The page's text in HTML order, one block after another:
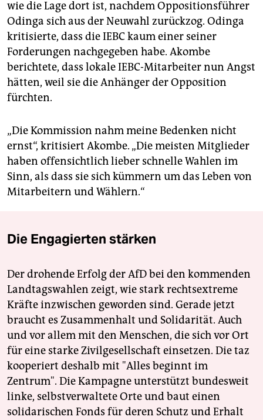
wie die Lage dort ist, nachdem Oppositionsführer
Odinga sich aus der Neuwahl zurückzog. Odinga
kritisierte, dass die IEBC kaum einer seiner
Forderungen nachgegeben habe. Akombe
berichtete, dass lokale IEBC-Mitarbeiter nun Angst
hätten, weil sie die Anhänger der Opposition
fürchten.
„Die Kommission nahm meine Bedenken nicht
ernst“, kritisiert Akombe. „Die meisten Mitglieder
haben offensichtlich lieber schnelle Wahlen im
Sinn, als dass sie sich kümmern um das Leben von
Mitarbeitern und Wählern.“
Die Engagierten stärken
Der drohende Erfolg der AfD bei den kommenden
Landtagswahlen zeigt, wie stark rechtsextreme
Kräfte inzwischen geworden sind. Gerade jetzt
braucht es Zusammenhalt und Solidarität. Auch
und vor allem mit den Menschen, die sich vor Ort
für eine starke Zivilgesellschaft einsetzen. Die taz
kooperiert deshalb mit "Alles beginnt im
Zentrum". Die Kampagne unterstützt bundesweit
linke, selbstverwaltete Orte und baut einen
solidarischen Fonds für deren Schutz und Erhalt